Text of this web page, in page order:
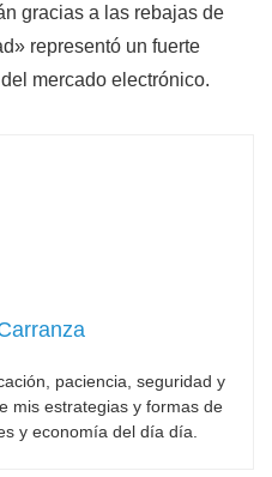
gracias a las rebajas de
representó un fuerte
mercado electrónico.
paciencia, seguridad y
mis estrategias y formas de
y economía del día día.